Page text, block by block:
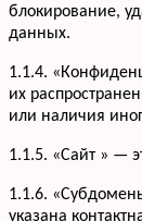
блокирование,
данных.
1.1.4.
их
или наличия
1.1.5. «Сайт » —
1.1.6.
указана